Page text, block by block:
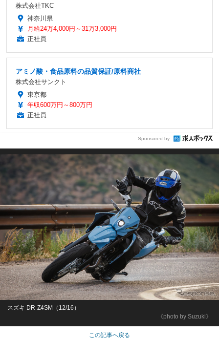
株式会社TKC
神奈川県
月給24万4,000円～31万3,000円
正社員
アミノ酸・食品原料の品質保証/原料商社
株式会社サンクト
東京都
年収600万円～800万円
正社員
Sponsored by
《photo by Suzuki》
スズキ DR-Z4SM（12/16）
この記事へ戻る